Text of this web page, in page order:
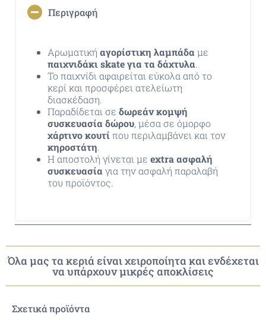
Περιγραφή
Αρωματική αγορίστικη λαμπάδα με
παιχνιδάκι skate για τα δάχτυλα.
Το παιχνίδι αφαιρείται εύκολα από το
κερί και προσφέρει ατελείωτη
διασκέδαση.
Παραδίδεται σε δωρεάν κομψή
συσκευασία δώρου, μέσα σε όμορφο
χάρτινο κουτίπου περιλαμβάνει και τον
κηροστάτη.
Η αποστολή γίνεται με extra ασφαλή
συσκευασία για την ασφαλή παραλαβή
του προϊόντος.
Όλα μας τα κεριά είναι χειροποίητα και ενδέχεται
να υπάρχουν μικρές αποκλίσεις
Σχετικά προϊόντα